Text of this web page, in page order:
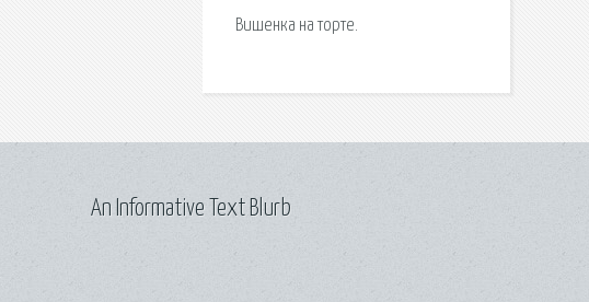
Вишенка на торте.
An Informative Text Blurb